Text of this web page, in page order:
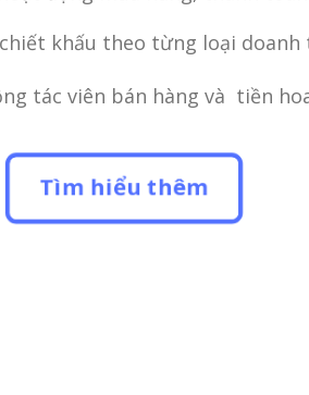
chiết khấu theo từng loại doanh
tác viên bán hàng và tiền
Tìm hiểu thêm